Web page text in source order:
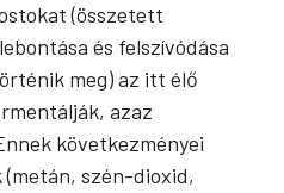
(összetett
és felszívódása
meg) az itt élő
azaz
következményei
szén-dioxid,